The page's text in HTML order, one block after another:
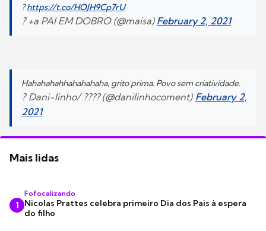
?https://t.co/HOJH9Cp7rU
? +a PAI EM DOBRO (@maisa) February 2, 2021
Hahahahahhahahahaha, grito prima. Povo sem criatividade.
? Dani-linho/ ???? (@danilinhocoment) February 2,
2021
Mais lidas
1
Fofocalizando
Nicolas Prattes celebra primeiro Dia dos Pais à espera
do filho